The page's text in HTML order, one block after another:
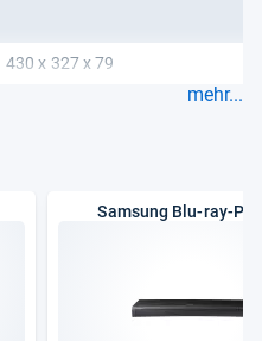
430 x 327 x 79
mehr...
Samsung Blu-ray-